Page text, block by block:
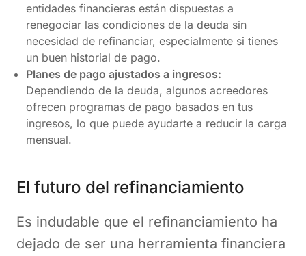
entidades financieras están dispuestas a
renegociar las condiciones de la deuda sin
necesidad de refinanciar, especialmente si tienes
un buen historial de pago.
Planes de pago ajustados a ingresos:
Dependiendo de la deuda, algunos acreedores
ofrecen programas de pago basados en tus
ingresos, lo que puede ayudarte a reducir la carga
mensual.
El futuro del refinanciamiento
Es indudable que el refinanciamiento ha
dejado de ser una herramienta financiera